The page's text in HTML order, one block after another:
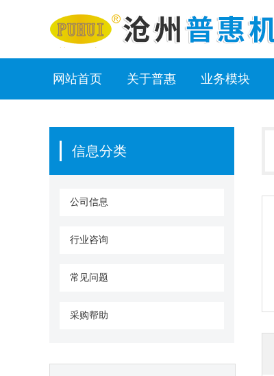
网站首页 关于普惠 业务模块
信息分类
公司信息
行业咨询
常见问题
采购帮助